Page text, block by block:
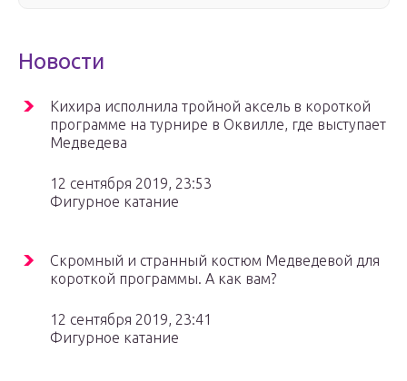
Новости
Кихира исполнила тройной аксель в короткой
программе на турнире в Оквилле, где выступает
Медведева
12 сентября 2019, 23:53
Фигурное катание
Скромный и странный костюм Медведевой для
короткой программы. А как вам?
12 сентября 2019, 23:41
Фигурное катание